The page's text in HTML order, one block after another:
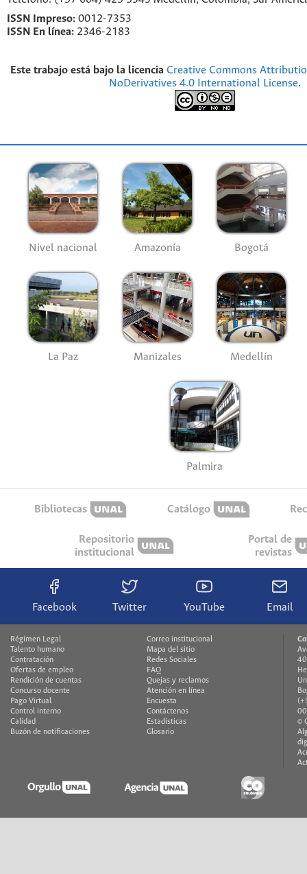
ISSN Impreso: 0012-7353
ISSN En línea: 2346-2183
Este trabajo está bajo la licencia Creative Commons
NoDerivatives 4.0 International License.
Nivel nacional Amazonía Bogotá
La Paz Manizales Medellín
Palmira
Bibliotecas Catálogo
Repositorio
institucional
Portal de
revistas
Facebook Twitter YouTube Email
Régimen Legal
Talento humano
Contratación
Ofertas de empleo
Rendición de cuentas
Concurso docente
Pago Virtual
Control interno
Calidad
Buzón de notificaciones
Correo institucional
Mapa del sitio
Redes Sociales
FAQ
Quejas y reclamos
Atención en línea
Encuesta
Contáctenos
Estadísticas
Glosario
©